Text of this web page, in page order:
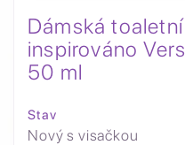
Dámská
inspirováno
50 ml
Stav
Nový s visačkou